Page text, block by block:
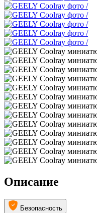
Описание
Безопасность